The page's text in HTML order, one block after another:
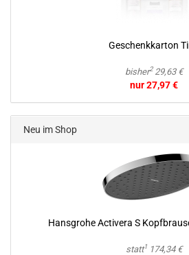
Ge­schenk­kar­ton
bisher229,63 €
nur 27,97 €
Neu im Shop
Hans­gro­he Ac­ti­ve­ra S
statt1 174,34 €